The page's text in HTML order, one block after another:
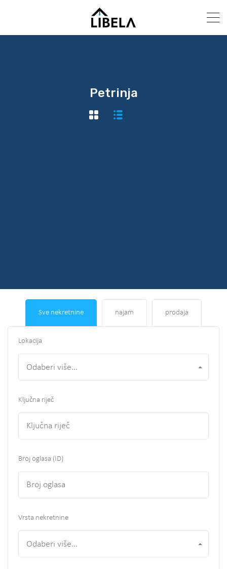
Petrinja
Sve nekretnine najam prodaja
Lokacija
Odaberi više...
Ključna riječ
Broj oglasa (ID)
Vrsta nekretnine
Odaberi više...